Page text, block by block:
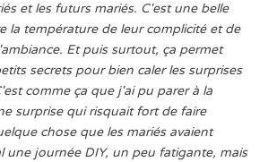
et les futurs mariés. C'est une belle
la température de leur complicité et de
Et puis surtout, ça permet
secrets pour bien caler les surprises
comme ça que j'ai pu parer à la
surprise qui risquait fort de faire
chose que les mariés avaient
une journée DIY, un peu fatigante, mais